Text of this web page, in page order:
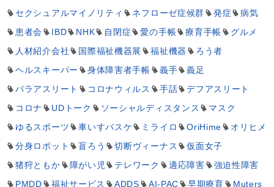
セクシュアルマイノリティ
ネフローゼ症候群 発症
病気
患者会
IBD NHK 自閉症 愛の手帳 療育手帳
グルメ
人材紹介会社
国際福祉機器展 福祉機器
ろう者
ヘルスキーパー
身体障害者手帳 義手
義足
パラアスリート
コロナウィルス 手話
デフアスリート
コロナ
UDトーク ソーシャルディスタンス
マスク
ゆるスポーツ
車いすバスケ ミライロ OriHime
オリヒメ
分身ロボット
盲ろう 切断ヴィーナス
仮面女子
猪狩ともか
障がい児 テレワーク 適応障害
強迫性障害
PMDD
福祉サービス ADDS AI-PAC 早期療育
Muters